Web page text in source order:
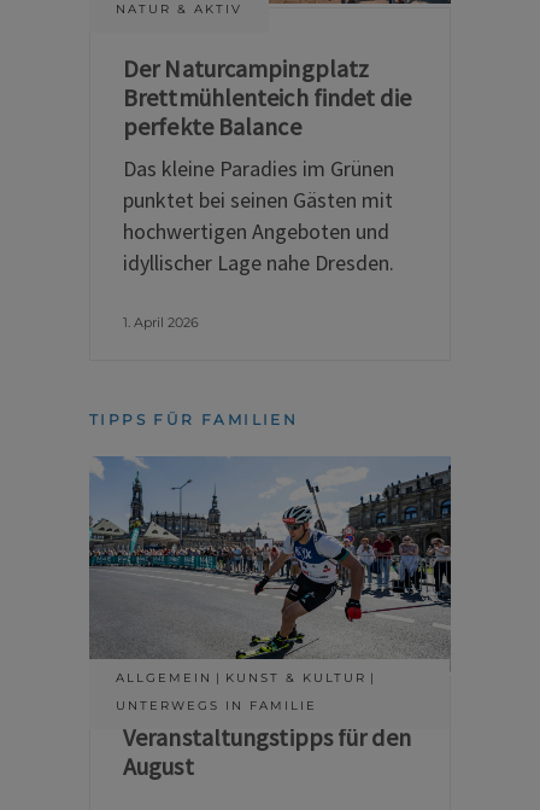
NATUR & AKTIV
Der Naturcampingplatz
Brettmühlenteich findet die
perfekte Balance
Das kleine Paradies im Grünen
punktet bei seinen Gästen mit
hochwertigen Angeboten und
idyllischer Lage nahe Dresden.
1. April 2026
TIPPS FÜR FAMILIEN
ALLGEMEIN
KUNST & KULTUR
UNTERWEGS IN FAMILIE
Veranstaltungstipps für den
August